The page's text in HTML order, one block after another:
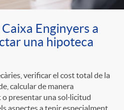
Enginyers a
una hipoteca
verificar el cost total de la
calcular de manera
presentar una sol·licitud
aspectes a tenir especialment